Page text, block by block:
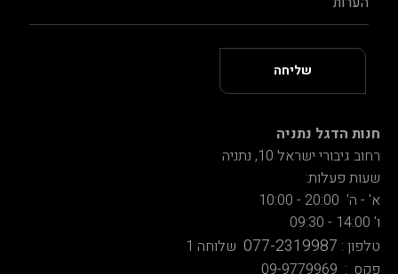
חנות הדגל נתניה
רחוב גיבורי ישראל 10, נתניה
שעות פעלות:
א' - ה' 20:00 - 10:00
ו' 14:00 - 09:30
טלפון : 077-2319987 שלוחה 1